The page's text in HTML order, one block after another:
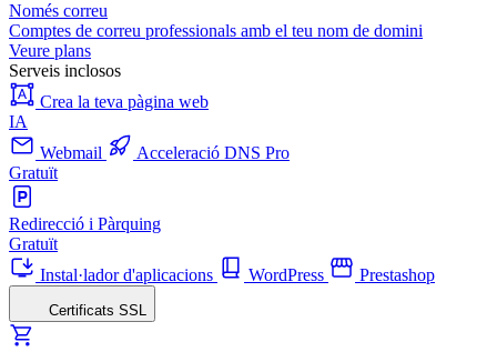
Només correu
Comptes de correu professionals amb el teu nom de domini
Veure plans
Serveis inclosos
Crea la teva pàgina web
IA
Webmail
Acceleració DNS Pro
Gratuït
Redirecció i Pàrquing
Gratuït
Instal·lador d'aplicacions
WordPress Prestashop
Certificats SSL